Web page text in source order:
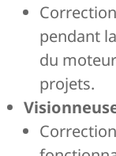
pendant
du
projets.